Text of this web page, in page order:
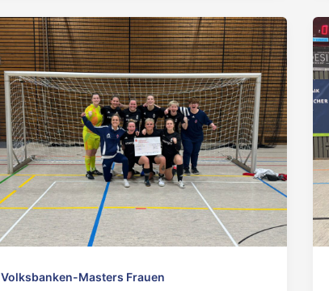
Volksbanken-Masters Frauen